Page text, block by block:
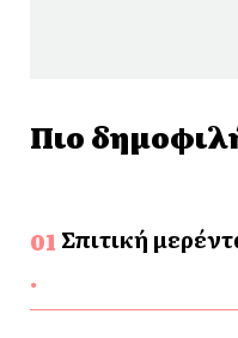
Πιο
Σπιτική